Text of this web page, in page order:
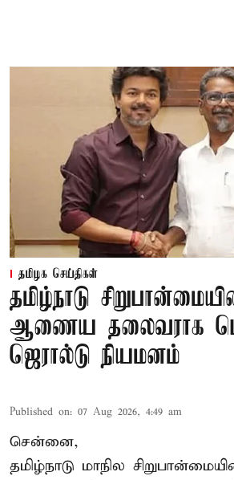
தமிழக செய்திகள்
தமிழ்நாடு
ஆணைய தலைவராக
ஜெரால்டு நியமனம்
Published on: 07 Aug 2026, 4:49 am
சென்னை,
தமிழ்நாடு மாநில